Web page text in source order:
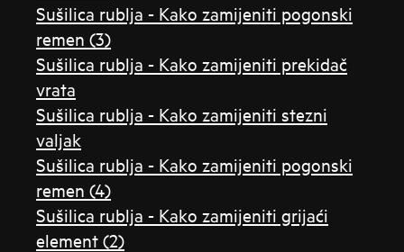
Sušilica rublja - Kako zamijeniti pogonski
remen (3)
Sušilica rublja - Kako zamijeniti prekidač
vrata
Sušilica rublja - Kako zamijeniti stezni
valjak
Sušilica rublja - Kako zamijeniti pogonski
remen (4)
Sušilica rublja - Kako zamijeniti grijaći
element (2)